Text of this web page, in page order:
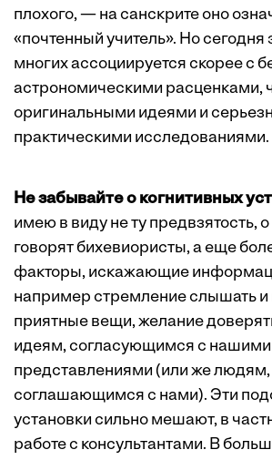
плохого, — на санскрите оно
«почтенный учитель». Но сегодня
многих ассоциируется скорее с
астрономическими расценками,
оригинальными идеями и
практическими исследованиями.
Не забывайте о когнитивных
имею в виду не ту предвзятость, о
говорят бихевиористы, а еще
факторы, искажающие
например стремление слышать и
приятные вещи, желание
идеям, согласующимся с нашими
представлениями (или же людям,
соглашающимся с нами). Эти
установки сильно мешают, в
работе с консультантами. В